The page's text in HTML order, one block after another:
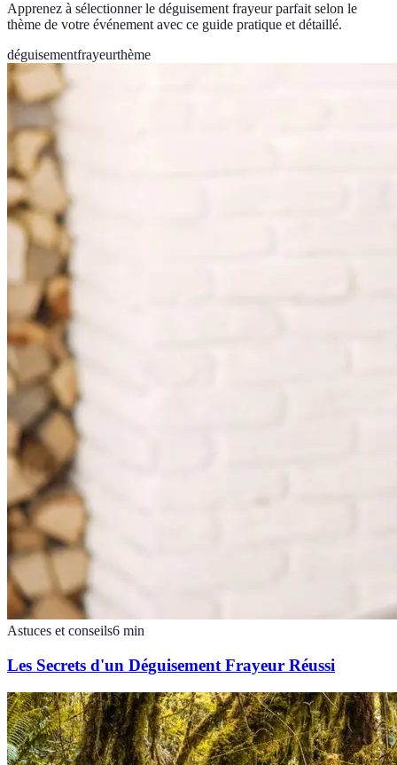
Apprenez à sélectionner le déguisement frayeur parfait selon le
thème de votre événement avec ce guide pratique et détaillé.
déguisementfrayeurthème
Astuces et conseils6 min
Les Secrets d'un Déguisement Frayeur Réussi